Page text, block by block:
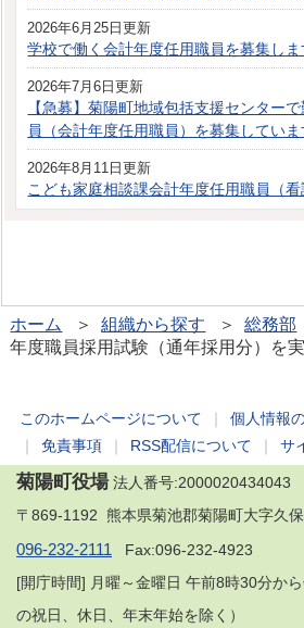
2026年6月25日更新
学校で働く会計年度任用職員を募集しま
2026年7月6日更新
【急募】菊陽町地域包括支援センター
員（会計年度任用職員）を募集していま
2026年8月11日更新
こども家庭相談課会計年度任用職員（
ホーム ＞組織から探す ＞総務部
年度職員採用試験（通年採用分）を
このホームページについて 個人情報
免責事項 RSS配信について サ
菊陽町役場法人番号:2000020434043
〒869-1192 熊本県菊池郡菊陽町大字久
096-232-2111 Fax:096-232-4923
[開庁時間] 月曜～金曜日 午前8時30分か
の祝日、休日、年末年始を除く）